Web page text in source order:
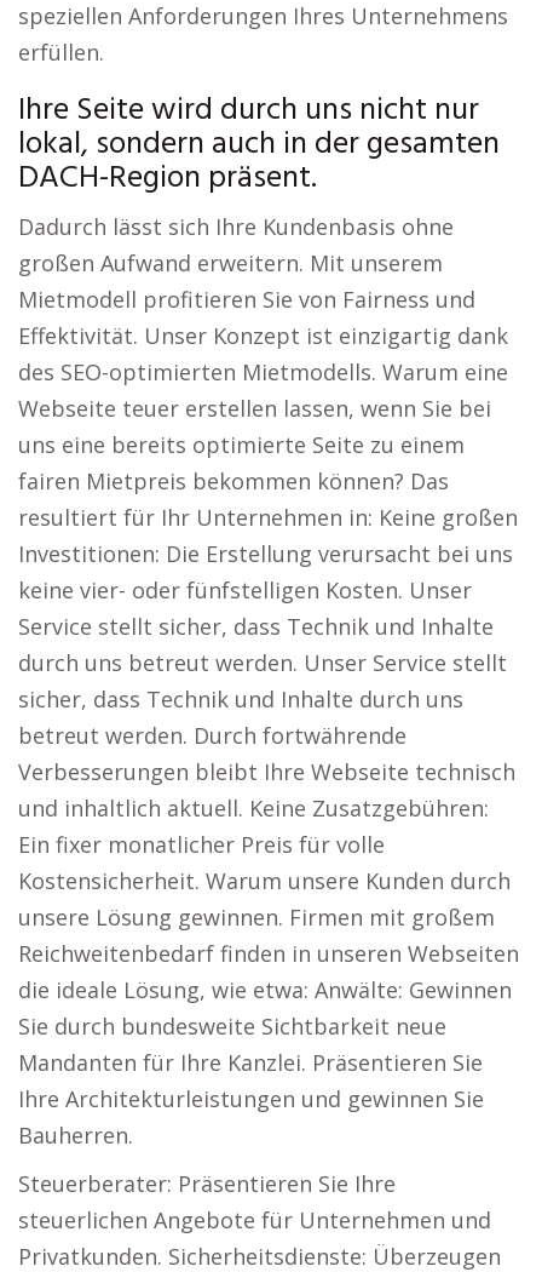
speziellen Anforderungen Ihres Unternehmens
erfüllen.
Ihre Seite wird durch uns nicht nur
lokal, sondern auch in der gesamten
DACH-Region präsent.
Dadurch lässt sich Ihre Kundenbasis ohne
großen Aufwand erweitern. Mit unserem
Mietmodell profitieren Sie von Fairness und
Effektivität. Unser Konzept ist einzigartig dank
des SEO-optimierten Mietmodells. Warum eine
Webseite teuer erstellen lassen, wenn Sie bei
uns eine bereits optimierte Seite zu einem
fairen Mietpreis bekommen können? Das
resultiert für Ihr Unternehmen in: Keine großen
Investitionen: Die Erstellung verursacht bei uns
keine vier- oder fünfstelligen Kosten. Unser
Service stellt sicher, dass Technik und Inhalte
durch uns betreut werden. Unser Service stellt
sicher, dass Technik und Inhalte durch uns
betreut werden. Durch fortwährende
Verbesserungen bleibt Ihre Webseite technisch
und inhaltlich aktuell. Keine Zusatzgebühren:
Ein fixer monatlicher Preis für volle
Kostensicherheit. Warum unsere Kunden durch
unsere Lösung gewinnen. Firmen mit großem
Reichweitenbedarf finden in unseren Webseiten
die ideale Lösung, wie etwa: Anwälte: Gewinnen
Sie durch bundesweite Sichtbarkeit neue
Mandanten für Ihre Kanzlei. Präsentieren Sie
Ihre Architekturleistungen und gewinnen Sie
Bauherren.
Steuerberater: Präsentieren Sie Ihre
steuerlichen Angebote für Unternehmen und
Privatkunden. Sicherheitsdienste: Überzeugen